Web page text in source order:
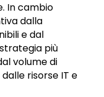
In cambio
dalla
e dal
più
volume di
risorse IT e